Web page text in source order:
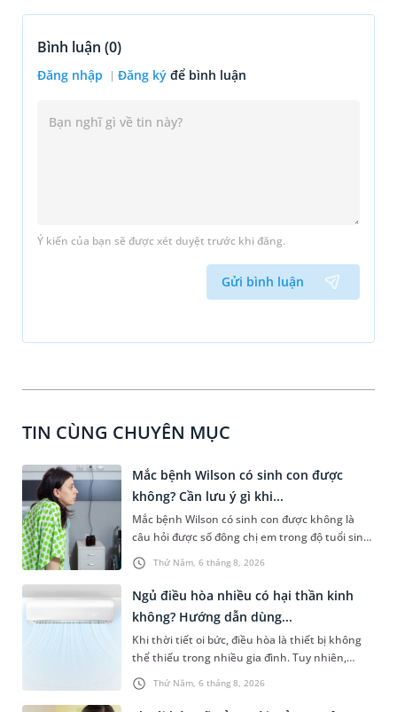
Bình luận (0)
Đăng nhập Đăng ký để bình luận
Ý kiến của bạn sẽ được xét duyệt trước khi đăng.
Gửi bình luận
TIN CÙNG CHUYÊN MỤC
Thứ Năm, 6 tháng 8, 2026
Mắc bệnh Wilson có sinh con được
không? Cần lưu ý gì khi...
Mắc bệnh Wilson có sinh con được không là
câu hỏi được số đông chị em trong độ tuổi sinh
sản quan tâm. Trên thực tế, người mắc bệnh
Wilson vẫn có thể mang thai và sinh con nếu
được điều trị ổn định, theo dõi chặt chẽ và kiểm
soát bệnh tốt. Bài viết sau sẽ giúp bạn hiểu
hơn các yếu tố rủi ro và cách thức khắc phục
để phụ nữ mang thai mắc bệnh lý này có thể
yên tâm sinh con khỏe mạnh, an toàn.
Thứ Năm, 6 tháng 8, 2026
Ngủ điều hòa nhiều có hại thần kinh
không? Hướng dẫn dùng...
Khi thời tiết oi bức, điều hòa là thiết bị không
thể thiếu trong nhiều gia đình. Tuy nhiên,
nhiều người lo ngại rằng việc ngủ trong phòng
điều hòa mỗi đêm có thể gây ảnh hưởng đến